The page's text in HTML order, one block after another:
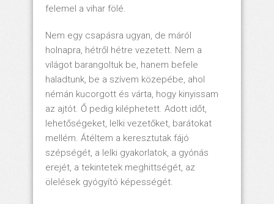
felemel a vihar fölé.
Nem egy csapásra ugyan, de máról
holnapra, hétről hétre vezetett. Nem a
világot barangoltuk be, hanem befele
haladtunk, be a szívem közepébe, ahol
némán kucorgott és várta, hogy kinyissam
az ajtót. Ő pedig kiléphetett. Adott időt,
lehetőségeket, lelki vezetőket, barátokat
mellém. Átéltem a keresztutak fájó
szépségét, a lelki gyakorlatok, a gyónás
erejét, a tekintetek meghittségét, az
ölelések gyógyító képességét.